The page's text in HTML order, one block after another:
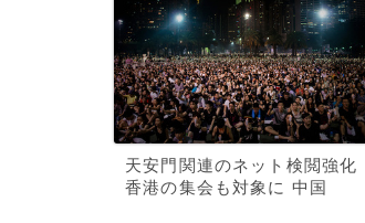
天安門関連のネット検閲強化
香港の集会も対象に 中国